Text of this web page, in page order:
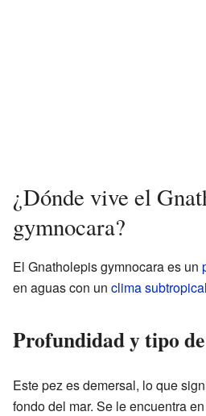
¿Dónde vive el
gymnocara?
El Gnatholepis gymnocara es un
en aguas con un clima subtropical
Profundidad y tipo
Este pez es demersal, lo que
fondo del mar. Se le encuentra